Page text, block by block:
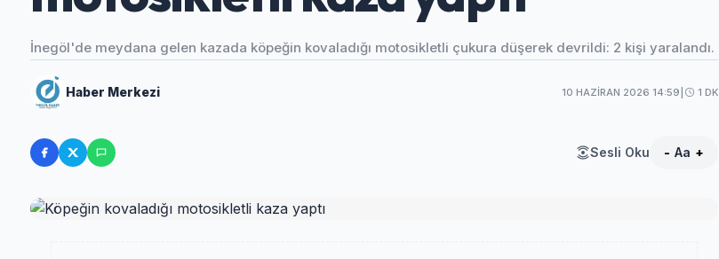
İnegöl'de meydana gelen kazada köpeğin kovaladığı motosikletli çukura düşerek devrildi: 2 kişi yaralandı.
Haber Merkezi 10 HAZIRAN 2026 14:59 1 DK
Sesli Oku - Aa +